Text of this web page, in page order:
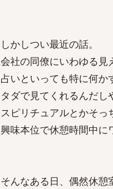
しかしつい最近の話。
会社の同僚にいわゆる見
占いといっても特に何か
タダで見てくれるんだし
スピリチュアルとかそっ
興味本位で休憩時間中に
そんなある日、偶然休憩